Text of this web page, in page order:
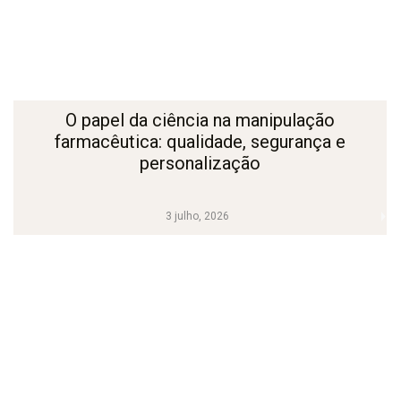
3 julho, 2026
O papel da ciência na manipulação
farmacêutica: qualidade, segurança e
personalização